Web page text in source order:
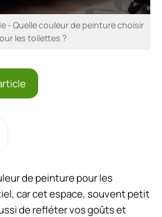
- Quelle couleur de peinture choisir
les toilettes ?
de peinture pour les
car cet espace, souvent petit
de refléter vos goûts et